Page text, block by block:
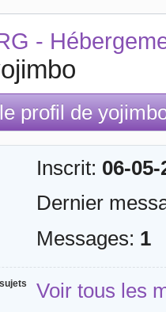
-
profil de
Inscrit: 06-05-
Dernier
Messages: 1
Voir tous les